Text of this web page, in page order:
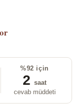
%92 için
2 saat
cevab müddeti